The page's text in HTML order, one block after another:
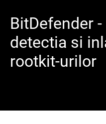
BitDefender
detectia si
rootkit-urilor